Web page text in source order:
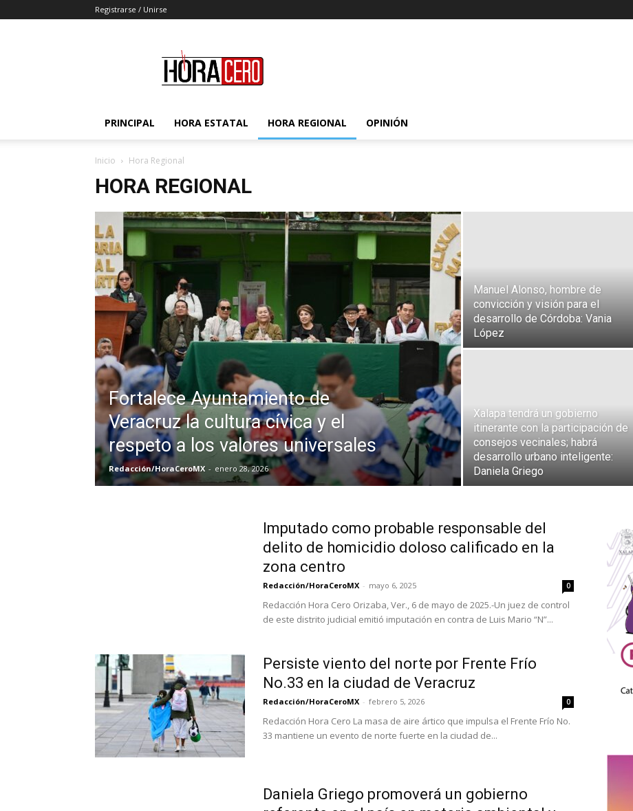
Registrarse / Unirse
Cero
PRINCIPAL HORA ESTATAL HORA REGIONAL OPINIÓN
Inicio Hora Regional
HORA REGIONAL
Fortalece Ayuntamiento de
Veracruz la cultura cívica y el
respeto a los valores universales
Redacción/HoraCeroMX - enero 28, 2026
Manuel Alonso, hombre de
convicción y visión para el
desarrollo de Córdoba: Vania
López
Xalapa tendrá un gobierno
itinerante con la participación de
consejos vecinales; habrá
desarrollo urbano inteligente:
Daniela Griego
Imputado como probable responsable del
delito de homicidio doloso calificado en la
zona centro
Redacción/HoraCeroMX - mayo 6, 2025 0
Redacción Hora Cero Orizaba, Ver., 6 de mayo de 2025.-Un juez de control
de este distrito judicial emitió imputación en contra de Luis Mario “N”...
Persiste viento del norte por Frente Frío
No.33 en la ciudad de Veracruz
Redacción/HoraCeroMX - febrero 5, 2026 0
Redacción Hora Cero La masa de aire ártico que impulsa el Frente Frío No.
33 mantiene un evento de norte fuerte en la ciudad de...
Daniela Griego promoverá un gobierno